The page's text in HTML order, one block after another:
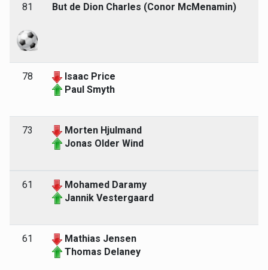
81 But de Dion Charles (Conor McMenamin)
78
Isaac Price
Paul Smyth
73
Morten Hjulmand
Jonas Older Wind
61
Mohamed Daramy
Jannik Vestergaard
61
Mathias Jensen
Thomas Delaney